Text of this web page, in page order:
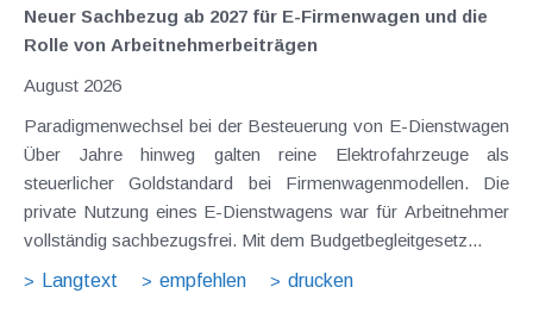
Neuer Sachbezug ab 2027 für E-Firmenwagen und die
Rolle von Arbeitnehmer​­beiträgen
August 2026
Paradigmenwechsel bei der Besteuerung von E-Dienstwagen
Über Jahre hinweg galten reine Elektrofahrzeuge als
steuerlicher Goldstandard bei Firmenwagenmodellen. Die
private Nutzung eines E-Dienstwagens war für Arbeitnehmer
vollständig sachbezugsfrei. Mit dem Budgetbegleitgesetz...
Langtext
empfehlen drucken